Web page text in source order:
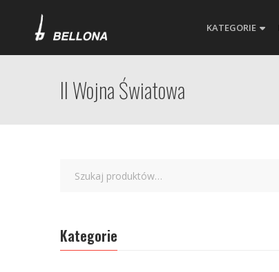
KATEGORIE
II Wojna Światowa
Kategorie